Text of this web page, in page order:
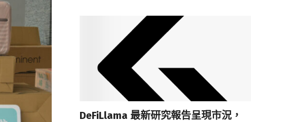
DeFiLlama 最新研究報告呈現市況，